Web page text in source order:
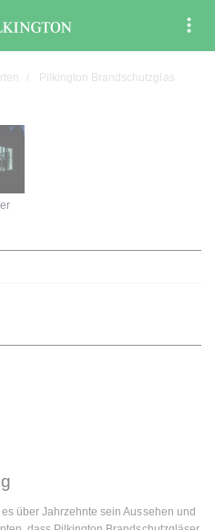
Pilkington Brandschutzglas
über Jahrzehnte sein Aussehen und